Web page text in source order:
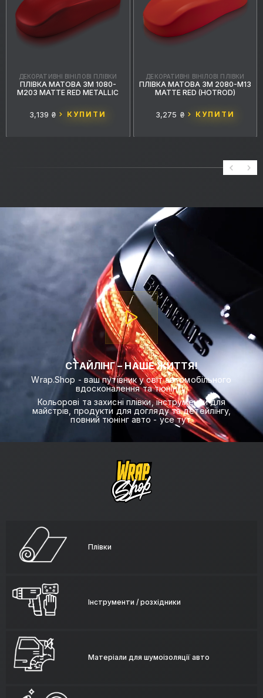
ДЕКОРАТИВНІ ВІНІЛОВІ ПЛІВКИ
ПЛІВКА МАТОВА 3M 1080-
M203 MATTE RED METALLIC
3,139 ₴ КУПИТИ
ДЕКОРАТИВНІ ВІНІЛОВІ ПЛІВКИ
ПЛІВКА МАТОВА 3M 2080-M13
MATTE RED (HOTROD)
3,275 ₴ КУПИТИ
СТАЙЛІНГ – НАШЕ ЖИТТЯ!
Wrap.Shop - ваш путівник у світ автомобільного
вдосконалення та тюнінгу.
Кольорові та захисні плівки, інструменти для
майстрів, продукти для догляду та детейлінгу,
повний тюнінг авто - усе тут.
Плівки
Інструменти / розхідники
Матеріали для шумоізоляції авто